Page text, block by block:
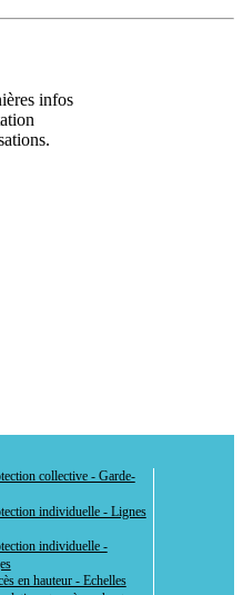
infos
collective - Garde-
individuelle - Lignes
individuelle -
en hauteur - Echelles